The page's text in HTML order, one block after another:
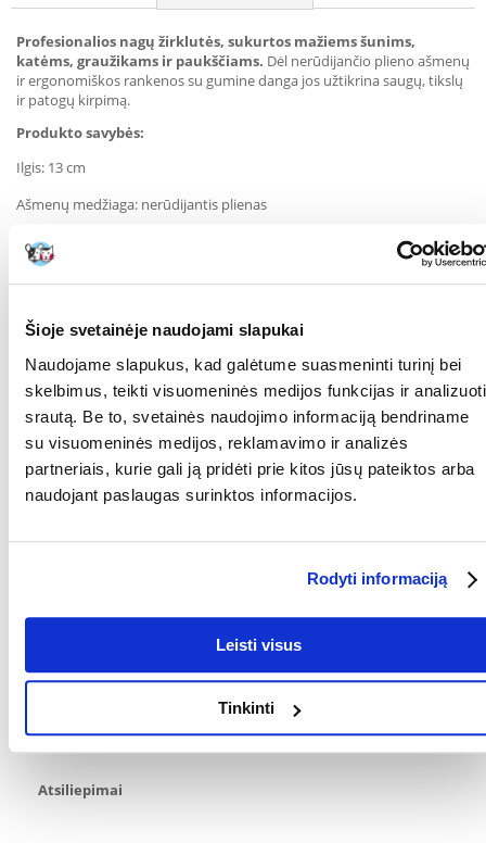
Šioje svetainėje naudojami slapukai
Naudojame slapukus, kad galėtume suasmeninti turinį bei
skelbimus, teikti visuomeninės medijos funkcijas ir analizuoti
srautą. Be to, svetainės naudojimo informaciją bendriname
su visuomeninės medijos, reklamavimo ir analizės
partneriais, kurie gali ją pridėti prie kitos jūsų pateiktos arba
naudojant paslaugas surinktos informacijos.
Rodyti informaciją
Leisti visus
Tinkinti
Profesionalios nagų žirklutės, sukurtos mažiems šunims,
katėms, graužikams ir paukščiams. Dėl nerūdijančio plieno ašmenų
ir ergonomiškos rankenos su gumine danga jos užtikrina saugų, tikslų
ir patogų kirpimą.
Produkto savybės:
Ilgis: 13 cm
Ašmenų medžiaga: nerūdijantis plienas
Rankenos: plastikinės su neslystančia guma
Saugos užraktas – apsaugo nuo netyčinio atsidarymo
Kirpimo gylio blokada – neleidžia per giliai nukirpti nago
Patogi rankena – stabilumas ir naudojimo komfortas
Kokios yra prekių vertinimo taisyklės?
Produktą gali vertinti tik registruoti FERA.LT klientai, kurie jį
įsigijo. Žvaigždučių įvertinimas yra visų įvertinimų vidurkis.
Patikrinę atsiliepimus, paskelbsime ir teigiamus, ir neigiamus
atsiliepimus.
Atsiliepimai